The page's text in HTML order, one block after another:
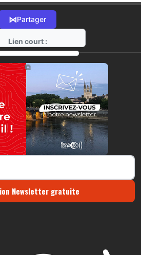
⋈Partager
Lien court :
https://radio-g.fr?13352
⧉
Newsletter gratuite